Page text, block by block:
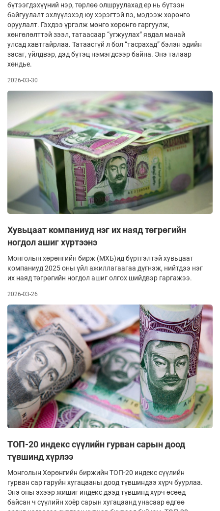
бүтээгдэхүүний нэр, төрлөө олшруулахад ер нь бүтээн
байгуулалт эхлүүлэхэд юу хэрэгтэй вэ, мэдээж хөрөнгө
оруулалт. Гэхдээ үргэлж мөнгө хөрөнгө гаргуулж,
хөнгөлөлттэй зээл, татаасаар “угжуулах” явдал манай
улсад хавтгайрлаа. Татаасгүй л бол “тасрахад” бэлэн эдийн
засаг, үйлдвэр, дэд бүтэц нэмэгдсээр байна. Энэ талаар
хөндье.
2026-03-30
Хувьцаат компаниуд нэг их наяд төгрөгийн
ногдол ашиг хүртээнэ
Монголын хөрөнгийн бирж (МХБ)ид бүрт­гэлтэй хувьцаат
ком­па­ниуд 2025 оны үйл ажиллагаагаа дүг­нэж, нийтдээ нэг
их наяд төгрөгийн ногдол ашиг олгох шийдвэр гаргажээ.
2026-03-26
ТОП-20 индекс сүүлийн гурван сарын доод
түвшинд хүрлээ
Монголын Хөрөнгийн биржийн ТОП-20 индекс сүүлийн
гурван сар гаруйн хугацааны доод түвшиндээ хүрч буурлаа.
Энэ оны эхээр жишиг индекс дээд түвшинд хүрч өсөөд
байсан ч сүүлийн хоёр сарын хугацаанд унасаар өдгөө